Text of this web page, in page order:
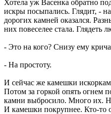
Хотела уж Васенка обратно
искры посыпались. Глядит, -
дорогих камней оказался.
них повеселее стала. Глядеть
- Это на кого? Снизу ему
- На простоту.
И сейчас же камешки
Потом за горкой опять огнем
камни выбросило. Много их.
И камешки покрупнее. Кто-то